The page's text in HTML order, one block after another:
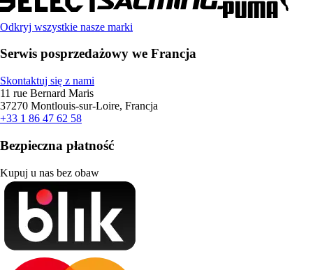
Odkryj wszystkie nasze marki
Serwis posprzedażowy we Francja
Skontaktuj się z nami
11 rue Bernard Maris
37270 Montlouis-sur-Loire, Francja
+33 1 86 47 62 58
Bezpieczna płatność
Kupuj u nas bez obaw